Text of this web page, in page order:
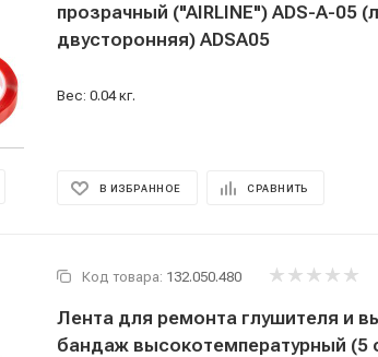
прозрачный ("AIRLINE") ADS-A-05
двусторонняя) ADSA05
Вес: 0.04 кг.
В ИЗБРАННОЕ СРАВНИТЬ
Код товара: 132.050.480
Лента для ремонта глушителя и
бандаж высокотемпературный (5